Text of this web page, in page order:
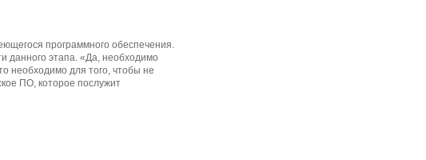
программного обеспечения.
данного этапа. «Да, необходимо
необходимо для того, чтобы не
ПО, которое послужит